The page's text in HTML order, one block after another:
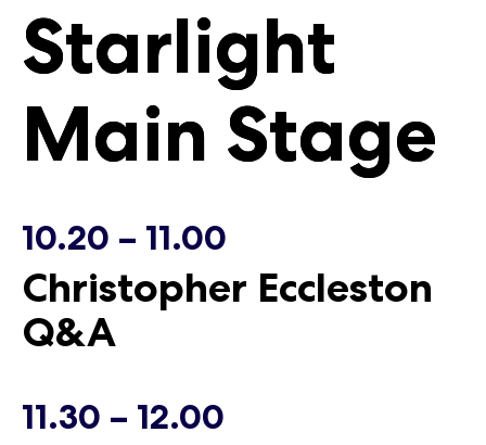
Starlight
Main Stage
16.5.
Lauantai
16.05.2026
Starlight
Main Stage
16.5.
Lauantai
16.05.2026
10.20 – 11.00
Christopher Eccleston
Q&A
11.30 – 12.00